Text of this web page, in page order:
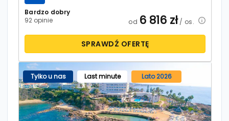
Bardzo dobry
92 opinie
od 6 816 zł/ os.
SPRAWDŹ OFERTĘ
Tylko u nas Last minute Lato 2026